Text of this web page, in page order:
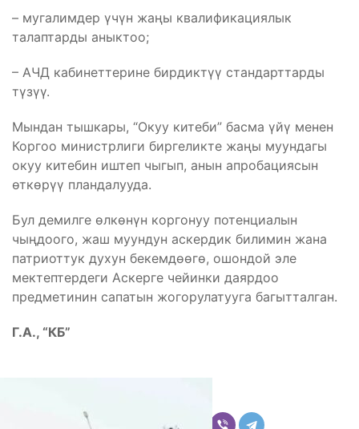
– мугалимдер үчүн жаңы квалификациялык
талаптарды аныктоо;
– АЧД кабинеттерине бирдиктүү стандарттарды
түзүү.
Мындан тышкары, “Окуу китеби” басма үйү менен
Коргоо министрлиги биргеликте жаңы муундагы
окуу китебин иштеп чыгып, анын апробациясын
өткөрүү пландалууда.
Бул демилге өлкөнүн коргонуу потенциалын
чыңдоого, жаш муундун аскердик билимин жана
патриоттук духун бекемдөөгө, ошондой эле
мектептердеги Аскерге чейинки даярдоо
предметинин сапатын жогорулатууга багытталган.
Г.А., “КБ”